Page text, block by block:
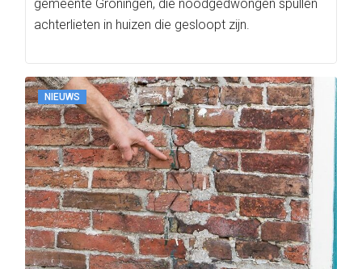
gemeente Groningen, die noodgedwongen spullen
achterlieten in huizen die gesloopt zijn.
NIEUWS